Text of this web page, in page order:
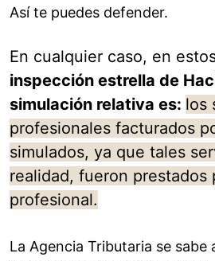
Así te puedes defender.
En cualquier caso, en
inspección estrella de
simulación relativa es: los
profesionales facturados
simulados, ya que tales
realidad, fueron prestados
profesional.
La Agencia Tributaria se sabe